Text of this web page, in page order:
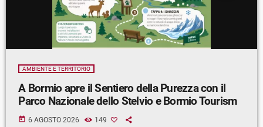
AMBIENTE E TERRITORIO
A Bormio apre il Sentiero della Purezza con il
Parco Nazionale dello Stelvio e Bormio Tourism
today 6 AGOSTO 2026 149